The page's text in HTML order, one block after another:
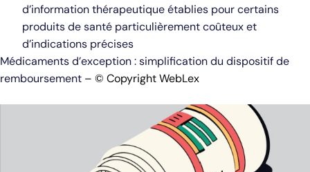
d’information thérapeutique établies pour certains
produits de santé particulièrement coûteux et
d’indications précises
Médicaments d’exception : simplification du dispositif de
remboursement – © Copyright WebLex